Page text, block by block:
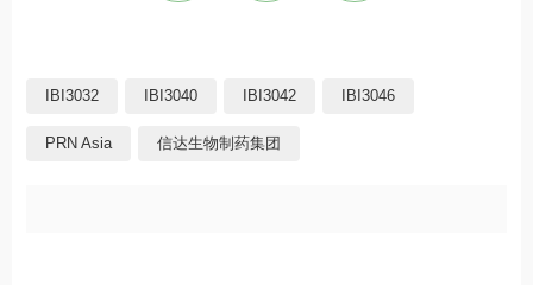
IBI3032 IBI3040 IBI3042 IBI3046
PRN Asia 信达生物制药集团